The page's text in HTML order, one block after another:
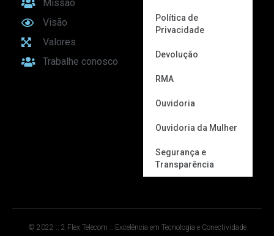
Missão
Visão
Valores
Trabalhe conosco
Política de
Privacidade
Devolução
RMA
Ouvidoria
Ouvidoria da Mulher
Segurança e
Transparência
© 2022 :: 2 Flex Telecom :: Excelência em Tecnologia e Conectividade